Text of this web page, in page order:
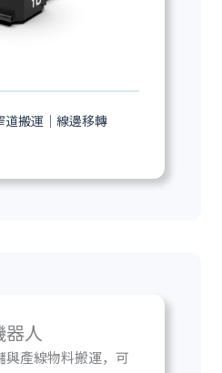
道搬運｜線邊移轉
人
與產線物料搬運，可